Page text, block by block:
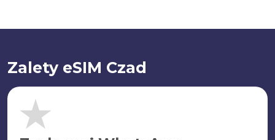
Zalety eSIM Czad